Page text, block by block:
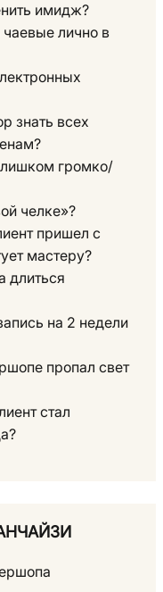
имидж?
лично в
знать всех
громко/
челке»?
пришел с
мастеру?
длиться
на 2 недели
пропал свет
стал